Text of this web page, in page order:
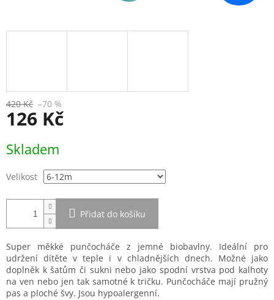
420 Kč –70 %
126 Kč
cena:
Skladem
Velikost
Přidat do košíku
Super měkké punčocháče z jemné biobavlny. Ideální pro
udržení dítěte v teple i v chladnějších dnech. Možné jako
doplněk k šatům či sukni nebo jako spodní vrstva pod kalhoty
na ven nebo jen tak samotné k tričku. Punčocháče mají pružný
pas a ploché švy. Jsou hypoalergenní.